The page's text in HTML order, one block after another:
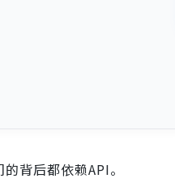
背后都依赖API。